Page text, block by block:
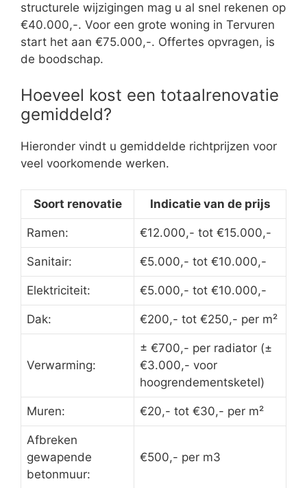
structurele wijzigingen mag u al snel rekenen op
€40.000,-. Voor een grote woning in Tervuren
start het aan €75.000,-. Offertes opvragen, is
de boodschap.
Hoeveel kost een totaalrenovatie
gemiddeld?
Hieronder vindt u gemiddelde richtprijzen voor
veel voorkomende werken.
Soort renovatie Indicatie van de prijs
Ramen: €12.000,- tot €15.000,-
Sanitair: €5.000,- tot €10.000,-
Elektriciteit: €5.000,- tot €10.000,-
Dak: €200,- tot €250,- per m²
Verwarming:
± €700,- per radiator (±
€3.000,- voor
hoogrendementsketel)
Muren: €20,- tot €30,- per m²
Afbreken
gewapende
betonmuur:
€500,- per m3